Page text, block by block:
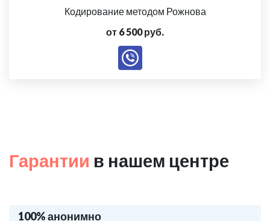
Кодирование методом Рожнова
от 6 500 руб.
Гарантии в нашем центре
100% анонимно